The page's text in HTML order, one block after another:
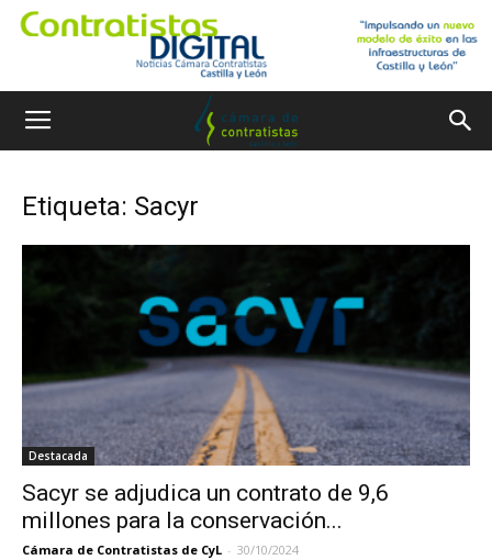
Etiqueta: Sacyr
Destacada
Sacyr se adjudica un contrato de 9,6
millones para la conservación...
Cámara de Contratistas de CyL - 30/10/2024